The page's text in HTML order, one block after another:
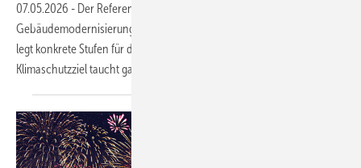
07.05.2026 - Der Referentenentwurf für das
Gebäudemodernisierungsgesetz streicht die 65-Prozent-Regel und
legt konkrete Stufen für die „Bio-Treppe“ fest. Doch ein zentrales
Klimaschutzziel taucht gar nicht